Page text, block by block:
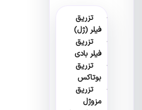
تزریق
فیلر (ژل)
تزریق
فیلر بادی
تزریق
بوتاکس
تزریق
مزوژل